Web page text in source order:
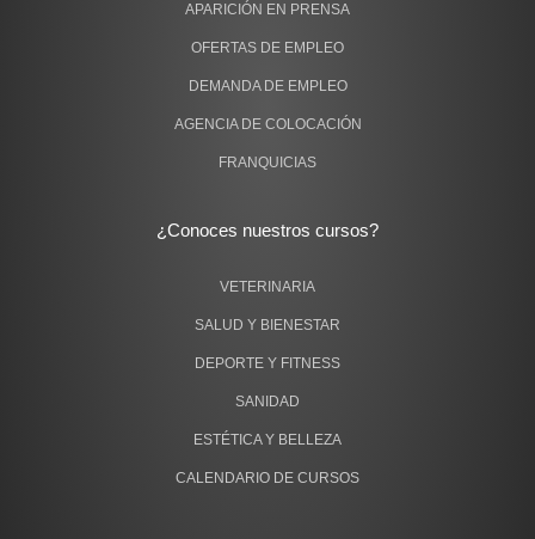
APARICIÓN EN PRENSA
OFERTAS DE EMPLEO
DEMANDA DE EMPLEO
AGENCIA DE COLOCACIÓN
FRANQUICIAS
¿Conoces nuestros cursos?
VETERINARIA
SALUD Y BIENESTAR
DEPORTE Y FITNESS
SANIDAD
ESTÉTICA Y BELLEZA
CALENDARIO DE CURSOS